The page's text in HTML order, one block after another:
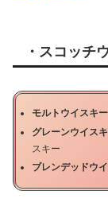
・スコッチ
モルトウイ
グレーンウイ
スキー
ブレンデッドウ